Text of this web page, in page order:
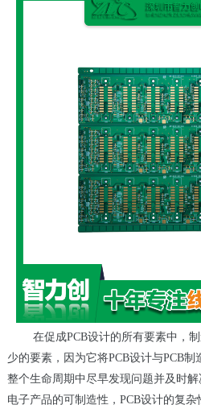
在促成PCB设计的所有要素中，制
少的要素，因为它将PCB设计与PCB
整个生命周期中尽早发现问题并及时
电子产品的可制造性，PCB设计的复